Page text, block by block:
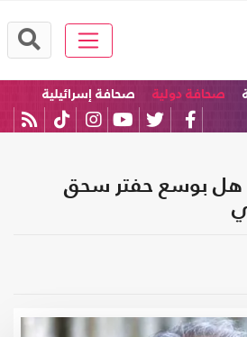
صحافة دولية صحافة إسرائيلية
بوسع حفتر سحق